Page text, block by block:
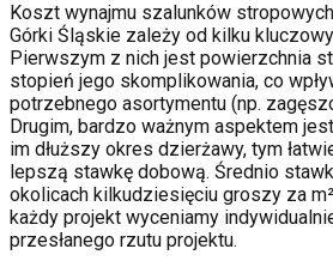
Koszt wynajmu szalunków
Górki Śląskie zależy od kilku
Pierwszym z nich jest powierzchnia
stopień jego skomplikowania, co
potrzebnego asortymentu (np.
Drugim, bardzo ważnym aspektem
im dłuższy okres dzierżawy, tym
lepszą stawkę dobową. Średnio
okolicach kilkudziesięciu groszy za
każdy projekt wyceniamy
przesłanego rzutu projektu.